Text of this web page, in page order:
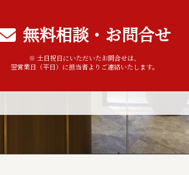
無料相談・お問合せ
※ 土日祝日にいただいたお問合せは、
翌営業日（平日）に担当者よりご連絡いたします。